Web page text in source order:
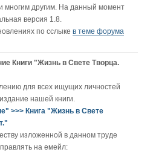
многим другим. На данный момент
версия 1.8.
по сслыке в теме форума
Книги "Жизнь в Свете Творца.
для всех ищущих личностей
нашей книги.
>>> Книга "Жизнь в Свете
изложенной в данном труде
на емейл: